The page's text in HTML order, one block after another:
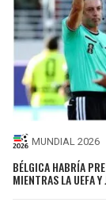
MUNDIAL 2026
BÉLGICA HABRÍA
MIENTRAS LA UEFA